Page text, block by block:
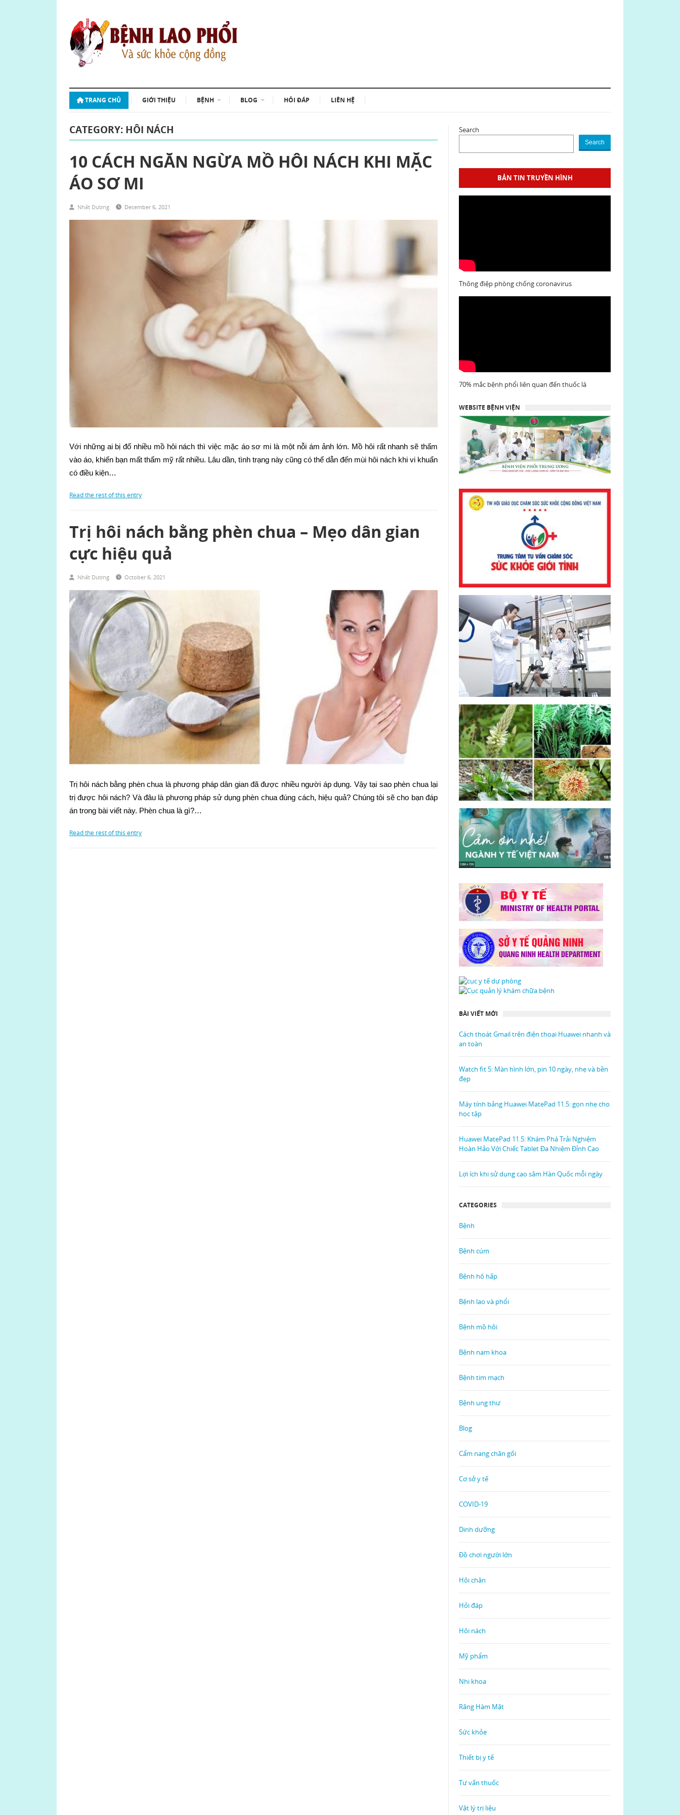
TRANG CHỦ GIỚI THIỆU BỆNH BLOG HỎI ĐÁP LIÊN HỆ
CATEGORY: HÔI NÁCH
10 CÁCH NGĂN NGỪA MỒ HÔI NÁCH KHI MẶC
ÁO SƠ MI
Nhất Dương December 6, 2021
Với những ai bị đổ nhiều mồ hôi nách thì việc mặc áo sơ mi là một nỗi ám ảnh lớn. Mồ hôi rất nhanh sẽ thấm
vào áo, khiến bạn mất thẩm mỹ rất nhiều. Lâu dần, tình trạng này cũng có thể dẫn đến mùi hôi nách khi vi khuẩn
có điều kiện…
Read the rest of this entry
Trị hôi nách bằng phèn chua – Mẹo dân gian
cực hiệu quả
Nhất Dương October 6, 2021
Trị hôi nách bằng phèn chua là phương pháp dân gian đã được nhiều người áp dụng. Vậy tại sao phèn chua lại
trị được hôi nách? Và đâu là phương pháp sử dụng phèn chua đúng cách, hiệu quả? Chúng tôi sẽ cho bạn đáp
án trong bài viết này. Phèn chua là gì?…
Read the rest of this entry
Search
Search
BẢN TIN TRUYỀN HÌNH
Thông điệp phòng chống coronavirus
70% mắc bệnh phổi liên quan đến thuốc lá
WEBSITE BỆNH VIỆN
BÀI VIẾT MỚI
Cách thoát Gmail trên điện thoại Huawei nhanh và
an toàn
Watch fit 5: Màn hình lớn, pin 10 ngày, nhẹ và bền
đẹp
Máy tính bảng Huawei MatePad 11.5: gọn nhẹ cho
học tập
Huawei MatePad 11.5: Khám Phá Trải Nghiệm
Hoàn Hảo Với Chiếc Tablet Đa Nhiệm Đỉnh Cao
Lợi ích khi sử dụng cao sâm Hàn Quốc mỗi ngày
CATEGORIES
Bệnh
Bệnh cúm
Bệnh hô hấp
Bệnh lao và phổi
Bệnh mồ hôi
Bệnh nam khoa
Bệnh tim mạch
Bệnh ung thư
Blog
Cẩm nang chăn gối
Cơ sở y tế
COVID-19
Dinh dưỡng
Đồ chơi người lớn
Hôi chân
Hỏi đáp
Hôi nách
Mỹ phẩm
Nhi khoa
Răng Hàm Mặt
Sức khỏe
Thiết bị y tế
Tư vấn thuốc
Vật lý trị liệu